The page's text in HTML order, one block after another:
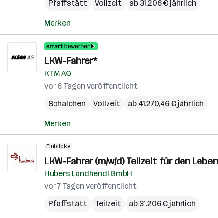
Pfaffstätt
Vollzeit ab 31.206 € jährlich
Merken
LKW-Fahrer*
KTM AG
vor 6 Tagen veröffentlicht
Schalchen
Vollzeit ab 41.270,46 € jährlich
Merken
Einblicke
LKW-Fahrer (m/w/d) Teilzeit für den
Hubers Landhendl GmbH
vor 7 Tagen veröffentlicht
Pfaffstätt
Teilzeit ab 31.206 € jährlich